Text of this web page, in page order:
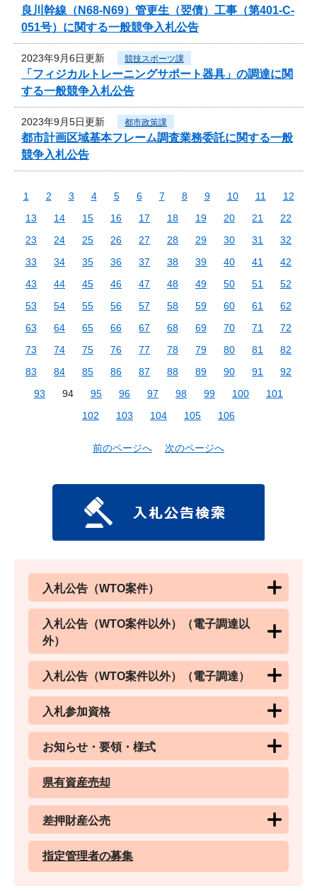
良川幹線（N68-N69）管更生（翌債）工事（第401-C-
051号）に関する一般競争入札公告
2023年9月6日更新 競技スポーツ課
「フィジカルトレーニングサポート器具」の調達に関
する一般競争入札公告
2023年9月5日更新 都市政策課
都市計画区域基本フレーム調査業務委託に関する一般
競争入札公告
1 2 3 4 5 6 7 8 9 10 11
12
13
14 15 16 17 18 19 20 21
22
23
24 25 26 27 28 29 30 31
32
33
34 35 36 37 38 39 40 41
42
43
44 45 46 47 48 49 50 51
52
53
54 55 56 57 58 59 60 61
62
63
64 65 66 67 68 69 70 71
72
73
74 75 76 77 78 79 80 81
82
83
84 85 86 87 88 89 90 91
92
93
94 95 96 97 98 99 100
101
102
103 104 105 106
前のページへ 次のページへ
入札公告（WTO案件）
入札公告（WTO案件以外）（電子調達以
外）
入札公告（WTO案件以外）（電子調達）
入札参加資格
お知らせ・要領・様式
県有資産売却
差押財産公売
指定管理者の募集